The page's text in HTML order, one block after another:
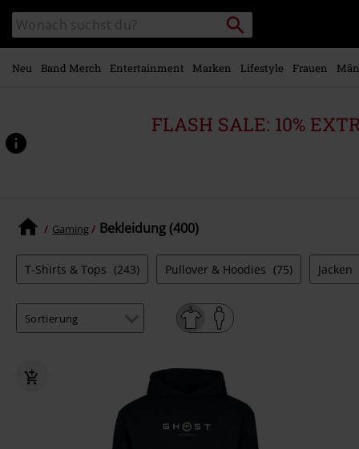
Hauptinhalt
springen
Katalog
durchsuchen
Packstation
suchen
Neu Band Merch Entertainment Marken Lifestyle Frauen
FLASH SALE: 10%
Gaming Bekleidung (400)
T-Shirts & Tops (243) Pullover & Hoodies (75) Jacken